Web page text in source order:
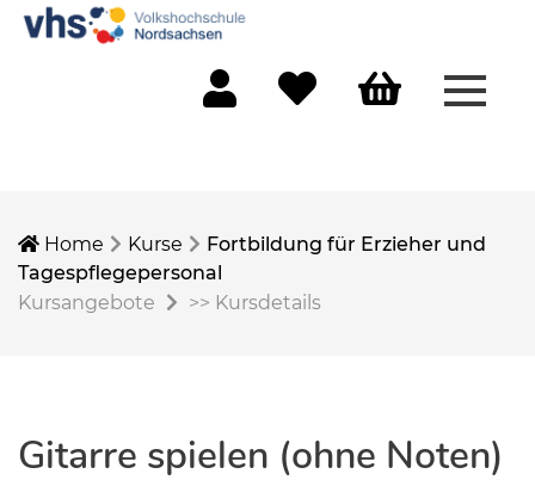
Home Kurse
Fortbildung für Erzieher und
Tagespflegepersonal
Kursangebote
>> Kursdetails
Gitarre spielen (ohne Noten)